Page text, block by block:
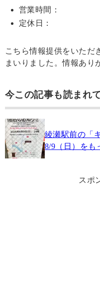
営業時間：
定休日：
こちら情報提供をいただ
まいりました。情報あり
今この記事も読まれ
綾瀬駅前の「
8/9（日）をも
スポ